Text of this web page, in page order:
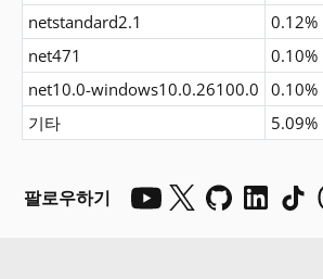
netstandard2.1
0.12%
net471
0.10%
net10.0-windows10.0.26100.0 0.10%
기타
5.09%
팔로우하기